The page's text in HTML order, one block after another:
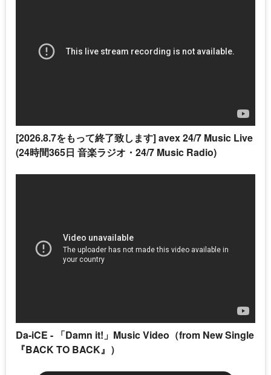
[2026.8.7をもって終了致します] avex 24/7 Music Live
(24時間365日 音楽ラジオ・24/7 Music Radio)
Da-iCE - 「Damn it!」Music Video（from New Single
『BACK TO BACK』）